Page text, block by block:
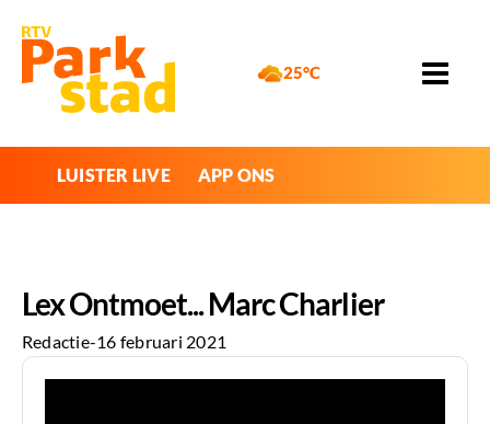
25°C
LUISTER LIVE APP ONS
Lex Ontmoet... Marc Charlier
Redactie-16 februari 2021